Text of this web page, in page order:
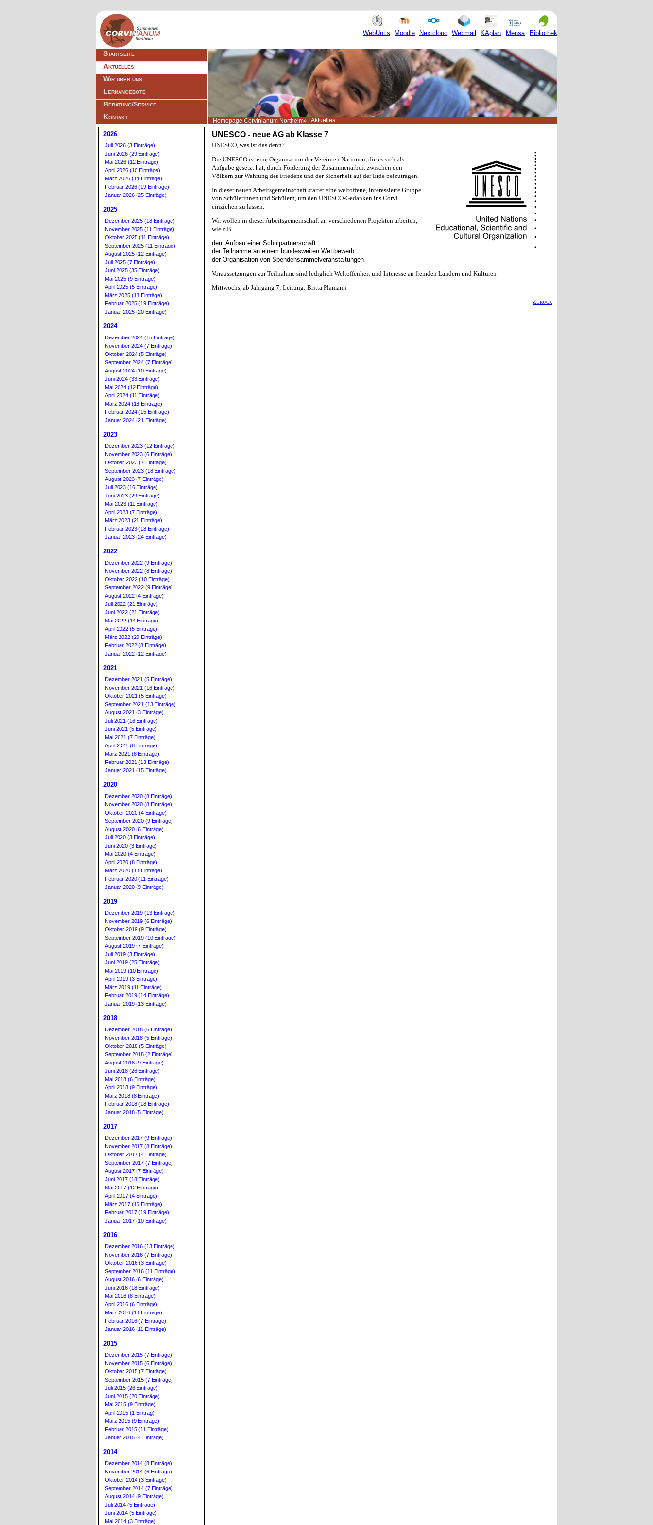
WebUntis Moodle Nextcloud Webmail KAplan Mensa Bibliothek
Navigation
überspringen
Startseite
Aktuelles
Wir über uns
Lernangebote
Beratung/Service
Kontakt
Homepage Corvinianum Northeim Aktuelles
UNESCO - neue AG ab Klasse 7
UNESCO, was ist das denn?
Die UNESCO ist eine Organisation der Vereinten Nationen, die es sich als
Aufgabe gesetzt hat, durch Förderung der Zusammenarbeit zwischen den
Völkern zur Wahrung des Friedens und der Sicherheit auf der Erde beizutragen.
In dieser neuen Arbeitsgemeinschaft startet eine weltoffene, interessierte Gruppe
von Schülerinnen und Schülern, um den UNESCO-Gedanken ins Corvi
einziehen zu lassen.
Wir wollen in dieser Arbeitsgemeinschaft an verschiedenen Projekten arbeiten,
wie z.B.
dem Aufbau einer Schulpartnerschaft
der Teilnahme an einem bundesweiten Wettbewerb
der Organisation von Spendensammelveranstaltungen
Voraussetzungen zur Teilnahme sind lediglich Weltoffenheit und Interesse an fremden Ländern und Kulturen
Mittwochs, ab Jahrgang 7; Leitung: Britta Plamann
Zurück
2026
Juli 2026 (3 Einträge)
Juni 2026 (29 Einträge)
Mai 2026 (12 Einträge)
April 2026 (10 Einträge)
März 2026 (14 Einträge)
Februar 2026 (19 Einträge)
Januar 2026 (25 Einträge)
2025
Dezember 2025 (18 Einträge)
November 2025 (11 Einträge)
Oktober 2025 (11 Einträge)
September 2025 (11 Einträge)
August 2025 (12 Einträge)
Juli 2025 (7 Einträge)
Juni 2025 (35 Einträge)
Mai 2025 (9 Einträge)
April 2025 (5 Einträge)
März 2025 (18 Einträge)
Februar 2025 (19 Einträge)
Januar 2025 (20 Einträge)
2024
Dezember 2024 (15 Einträge)
November 2024 (7 Einträge)
Oktober 2024 (5 Einträge)
September 2024 (7 Einträge)
August 2024 (10 Einträge)
Juni 2024 (33 Einträge)
Mai 2024 (12 Einträge)
April 2024 (11 Einträge)
März 2024 (18 Einträge)
Februar 2024 (15 Einträge)
Januar 2024 (21 Einträge)
2023
Dezember 2023 (12 Einträge)
November 2023 (6 Einträge)
Oktober 2023 (7 Einträge)
September 2023 (18 Einträge)
August 2023 (7 Einträge)
Juli 2023 (16 Einträge)
Juni 2023 (29 Einträge)
Mai 2023 (11 Einträge)
April 2023 (7 Einträge)
März 2023 (21 Einträge)
Februar 2023 (18 Einträge)
Januar 2023 (24 Einträge)
2022
Dezember 2022 (9 Einträge)
November 2022 (8 Einträge)
Oktober 2022 (10 Einträge)
September 2022 (9 Einträge)
August 2022 (4 Einträge)
Juli 2022 (21 Einträge)
Juni 2022 (21 Einträge)
Mai 2022 (14 Einträge)
April 2022 (5 Einträge)
März 2022 (20 Einträge)
Februar 2022 (8 Einträge)
Januar 2022 (12 Einträge)
2021
Dezember 2021 (5 Einträge)
November 2021 (16 Einträge)
Oktober 2021 (5 Einträge)
September 2021 (13 Einträge)
August 2021 (3 Einträge)
Juli 2021 (16 Einträge)
Juni 2021 (5 Einträge)
Mai 2021 (7 Einträge)
April 2021 (8 Einträge)
März 2021 (8 Einträge)
Februar 2021 (13 Einträge)
Januar 2021 (15 Einträge)
2020
Dezember 2020 (8 Einträge)
November 2020 (8 Einträge)
Oktober 2020 (4 Einträge)
September 2020 (9 Einträge)
August 2020 (6 Einträge)
Juli 2020 (3 Einträge)
Juni 2020 (3 Einträge)
Mai 2020 (4 Einträge)
April 2020 (8 Einträge)
März 2020 (18 Einträge)
Februar 2020 (11 Einträge)
Januar 2020 (9 Einträge)
2019
Dezember 2019 (13 Einträge)
November 2019 (6 Einträge)
Oktober 2019 (9 Einträge)
September 2019 (10 Einträge)
August 2019 (7 Einträge)
Juli 2019 (3 Einträge)
Juni 2019 (25 Einträge)
Mai 2019 (10 Einträge)
April 2019 (3 Einträge)
März 2019 (11 Einträge)
Februar 2019 (14 Einträge)
Januar 2019 (13 Einträge)
2018
Dezember 2018 (6 Einträge)
November 2018 (5 Einträge)
Oktober 2018 (5 Einträge)
September 2018 (2 Einträge)
August 2018 (9 Einträge)
Juni 2018 (26 Einträge)
Mai 2018 (6 Einträge)
April 2018 (9 Einträge)
März 2018 (8 Einträge)
Februar 2018 (18 Einträge)
Januar 2018 (5 Einträge)
2017
Dezember 2017 (9 Einträge)
November 2017 (8 Einträge)
Oktober 2017 (4 Einträge)
September 2017 (7 Einträge)
August 2017 (7 Einträge)
Juni 2017 (18 Einträge)
Mai 2017 (12 Einträge)
April 2017 (4 Einträge)
März 2017 (16 Einträge)
Februar 2017 (19 Einträge)
Januar 2017 (10 Einträge)
2016
Dezember 2016 (13 Einträge)
November 2016 (7 Einträge)
Oktober 2016 (3 Einträge)
September 2016 (11 Einträge)
August 2016 (6 Einträge)
Juni 2016 (18 Einträge)
Mai 2016 (8 Einträge)
April 2016 (6 Einträge)
März 2016 (13 Einträge)
Februar 2016 (7 Einträge)
Januar 2016 (11 Einträge)
2015
Dezember 2015 (7 Einträge)
November 2015 (6 Einträge)
Oktober 2015 (7 Einträge)
September 2015 (7 Einträge)
Juli 2015 (26 Einträge)
Juni 2015 (20 Einträge)
Mai 2015 (9 Einträge)
April 2015 (1 Eintrag)
März 2015 (9 Einträge)
Februar 2015 (11 Einträge)
Januar 2015 (4 Einträge)
2014
Dezember 2014 (8 Einträge)
November 2014 (6 Einträge)
Oktober 2014 (3 Einträge)
September 2014 (7 Einträge)
August 2014 (9 Einträge)
Juli 2014 (5 Einträge)
Juni 2014 (5 Einträge)
Mai 2014 (3 Einträge)